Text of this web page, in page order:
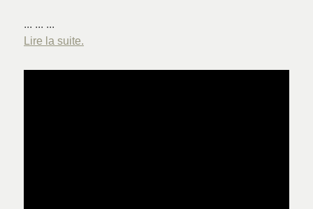
... ... ...
Lire la suite.